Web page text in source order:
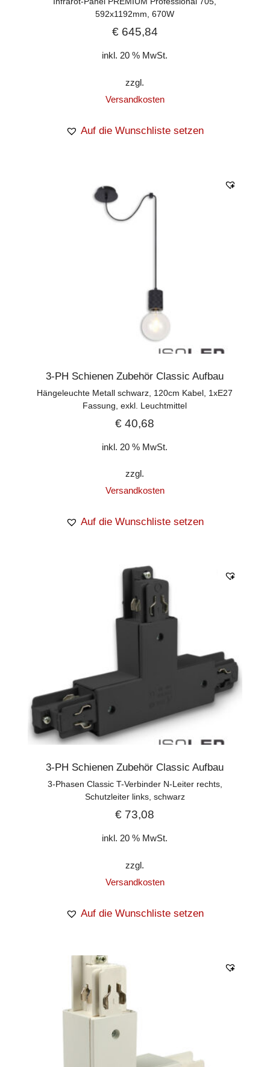
592x1192mm, 670W
€645,84
inkl. 20 % MwSt.
zzgl.
Versandkosten
Auf die Wunschliste setzen
3-PH Schienen Zubehör Classic Aufbau
Hängeleuchte Metall schwarz, 120cm Kabel, 1xE27
Fassung, exkl. Leuchtmittel
€ 40,68
inkl. 20 % MwSt.
zzgl.
Versandkosten
Auf die Wunschliste setzen
3-PH Schienen Zubehör Classic Aufbau
3-Phasen Classic T-Verbinder N-Leiter rechts,
Schutzleiter links, schwarz
€ 73,08
inkl. 20 % MwSt.
zzgl.
Versandkosten
Auf die Wunschliste setzen